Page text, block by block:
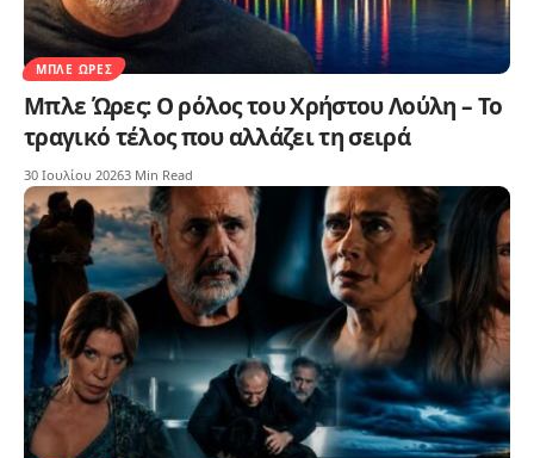
ΜΠΛΕ ΏΡΕΣ
Μπλε Ώρες: Ο ρόλος του Χρήστου Λούλη – Το
τραγικό τέλος που αλλάζει τη σειρά
30 Ιουλίου 20263 Min Read